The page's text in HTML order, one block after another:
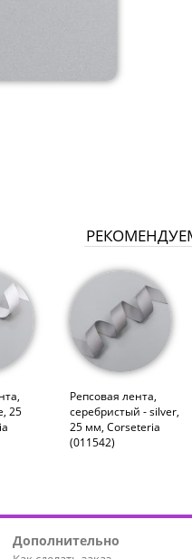
25
Репсовая лента,
серебристый - silver,
25 мм, Corseteria
(011542)
Дополнительно